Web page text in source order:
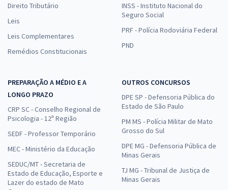
Direito Tributário
Leis
Leis Complementares
Remédios Constitucionais
INSS - Instituto Nacional do
Seguro Social
PRF - Polícia Rodoviária Federal
PND
PREPARAÇÃO A MÉDIO E A
LONGO PRAZO
CRP SC - Conselho Regional de
Psicologia - 12ª Região
SEDF - Professor Temporário
MEC - Ministério da Educação
SEDUC/MT - Secretaria de
Estado de Educação, Esporte e
Lazer do estado de Mato
OUTROS CONCURSOS
DPE SP - Defensoria Pública do
Estado de São Paulo
PM MS - Polícia Militar de Mato
Grosso do Sul
DPE MG - Defensoria Pública de
Minas Gerais
TJ MG - Tribunal de Justiça de
Minas Gerais